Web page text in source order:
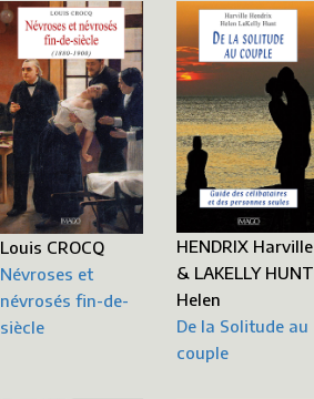
Louis CROCQ
Névroses et
névrosés fin-de-
siècle
HENDRIX Harville
& LAKELLY HUNT
Helen
De la Solitude au
couple